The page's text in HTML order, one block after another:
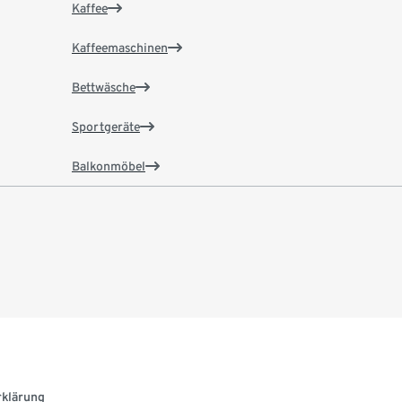
Kaffee
Kaffeemaschinen
Bettwäsche
Sportgeräte
Balkonmöbel